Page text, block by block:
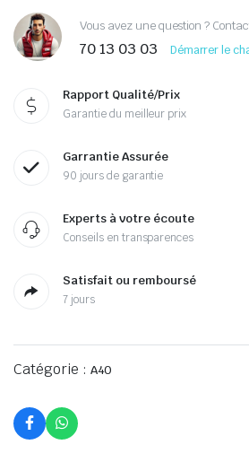
Vous avez une question ?
70 13 03 03 Démarrer le
Rapport Qualité/Prix
Garantie du meilleur prix
Garrantie Assurée
90 jours de garantie
Experts à votre écoute
Conseils en transparences
Satisfait ou remboursé
7 jours
Catégorie : A40